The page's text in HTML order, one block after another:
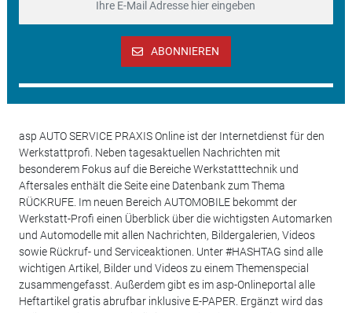
ABONNIEREN
asp AUTO SERVICE PRAXIS Online ist der Internetdienst für den
Werkstattprofi. Neben tagesaktuellen Nachrichten mit
besonderem Fokus auf die Bereiche Werkstatttechnik und
Aftersales enthält die Seite eine Datenbank zum Thema
RÜCKRUFE. Im neuen Bereich AUTOMOBILE bekommt der
Werkstatt-Profi einen Überblick über die wichtigsten Automarken
und Automodelle mit allen Nachrichten, Bildergalerien, Videos
sowie Rückruf- und Serviceaktionen. Unter #HASHTAG sind alle
wichtigen Artikel, Bilder und Videos zu einem Themenspecial
zusammengefasst. Außerdem gibt es im asp-Onlineportal alle
Heftartikel gratis abrufbar inklusive E-PAPER. Ergänzt wird das